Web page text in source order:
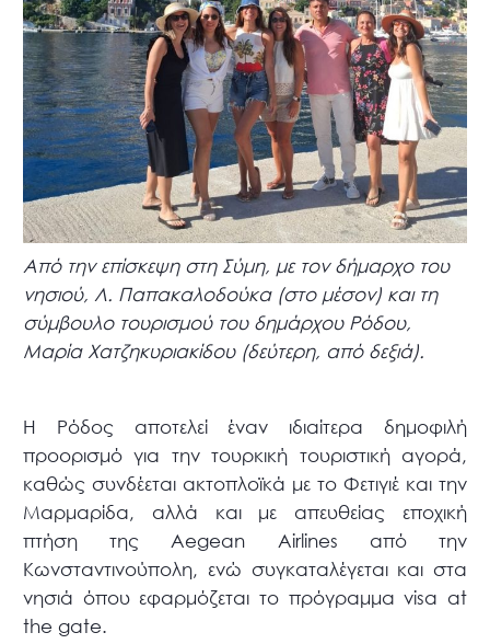
Από την επίσκεψη στη Σύμη, με τον δήμαρχο του
νησιού, Λ. Παπακαλοδούκα (στο μέσον) και τη
σύμβουλο τουρισμού του δημάρχου Ρόδου,
Μαρία Χατζηκυριακίδου (δεύτερη, από δεξιά).
Η Ρόδος αποτελεί έναν ιδιαίτερα δημοφιλή
προορισμό για την τουρκική τουριστική αγορά,
καθώς συνδέεται ακτοπλοϊκά με το Φετιγιέ και την
Μαρμαρίδα, αλλά και με απευθείας εποχική
πτήση της Aegean Airlines από την
Κωνσταντινούπολη, ενώ συγκαταλέγεται και στα
νησιά όπου εφαρμόζεται το πρόγραμμα visa at
the gate.